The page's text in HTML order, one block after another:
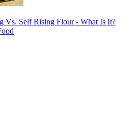
Vs. Self Rising Flour - What Is It?